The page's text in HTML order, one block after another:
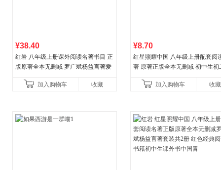
¥38.40
红岩 八年级上册课外阅读名著书目 正
版原著全本无删减 罗广斌杨益言著爱
国青年出版社加入购物车 收藏
¥8.70
红星照耀中国 八年级上册配套阅
著 原著正版全本无删减 初中生初
加入购物车
收藏